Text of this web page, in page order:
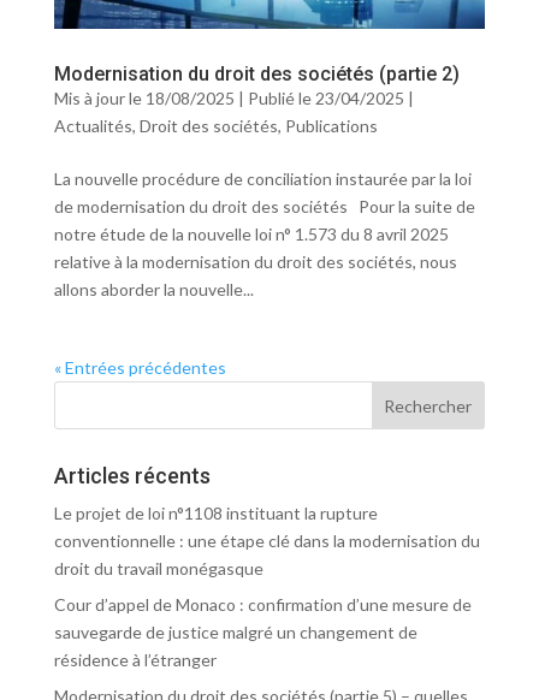
Modernisation du droit des sociétés (partie 2)
Mis à jour le 18/08/2025 | Publié le 23/04/2025 |
Actualités, Droit des sociétés, Publications
La nouvelle procédure de conciliation instaurée par la loi
de modernisation du droit des sociétés Pour la suite de
notre étude de la nouvelle loi n° 1.573 du 8 avril 2025
relative à la modernisation du droit des sociétés, nous
allons aborder la nouvelle...
« Entrées précédentes
Articles récents
Le projet de loi n°1108 instituant la rupture
conventionnelle : une étape clé dans la modernisation du
droit du travail monégasque
Cour d’appel de Monaco : confirmation d’une mesure de
sauvegarde de justice malgré un changement de
résidence à l’étranger